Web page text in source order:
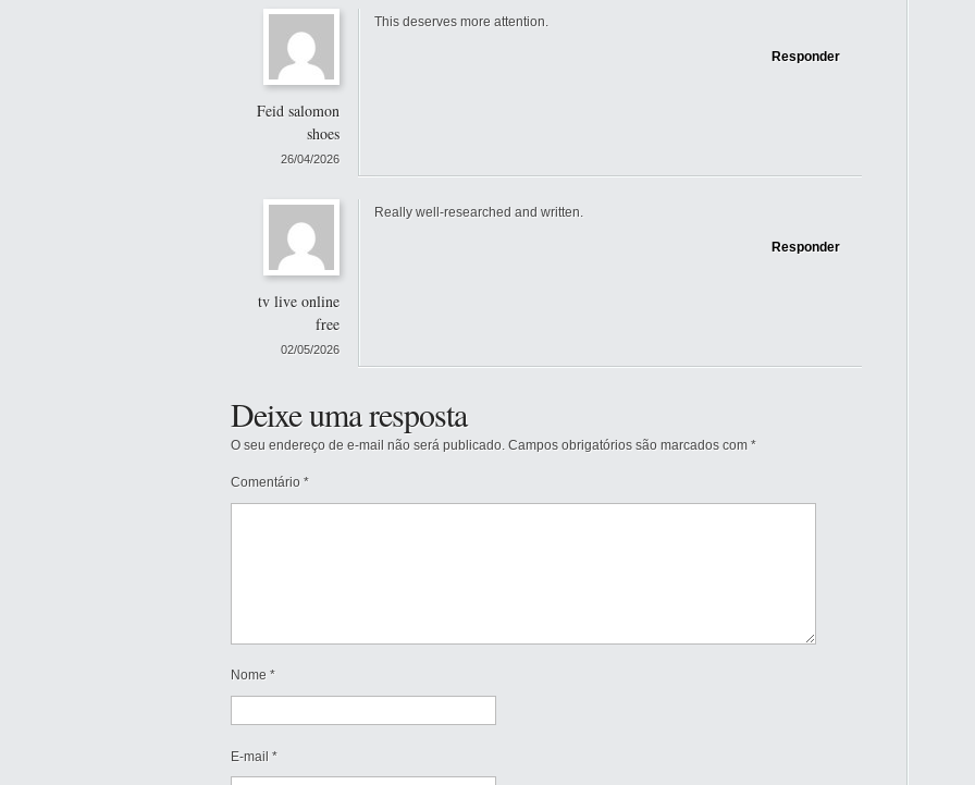
Feid salomon
shoes
26/04/2026
This deserves more attention.
Responder
tv live online
free
02/05/2026
Really well-researched and written.
Responder
Deixe uma resposta
O seu endereço de e-mail não será publicado. Campos obrigatórios são marcados com *
Comentário *
Nome *
E-mail *